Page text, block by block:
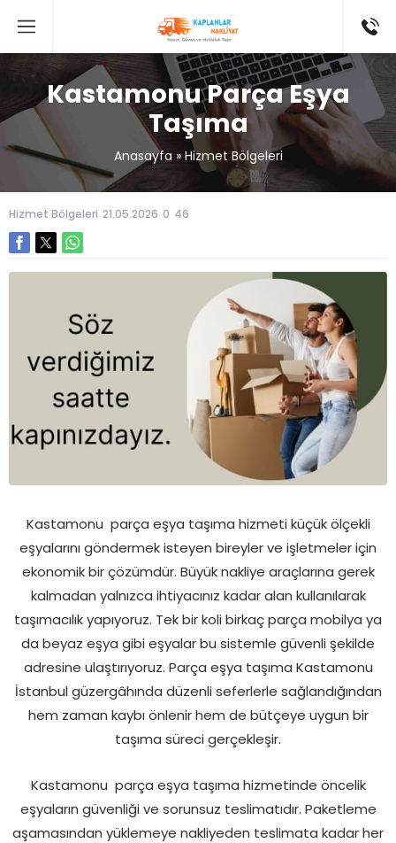
Kastamonu Parça Eşya
Taşıma
Anasayfa» Hizmet Bölgeleri
Hizmet Bölgeleri 21.05.2026 0 46
Kastamonu parça eşya taşıma hizmeti küçük ölçekli
eşyalarını göndermek isteyen bireyler ve işletmeler için
ekonomik bir çözümdür. Büyük nakliye araçlarına gerek
kalmadan yalnızca ihtiyacınız kadar alan kullanılarak
taşımacılık yapıyoruz. Tek bir koli birkaç parça mobilya ya
da beyaz eşya gibi eşyalar bu sistemle güvenli şekilde
adresine ulaştırıyoruz. Parça eşya taşıma Kastamonu
İstanbul güzergâhında düzenli seferlerle sağlandığından
hem zaman kaybı önlenir hem de bütçeye uygun bir
taşıma süreci gerçekleşir.
Kastamonu parça eşya taşıma hizmetinde öncelik
eşyaların güvenliği ve sorunsuz teslimatıdır. Paketleme
aşamasından yüklemeye nakliyeden teslimata kadar her